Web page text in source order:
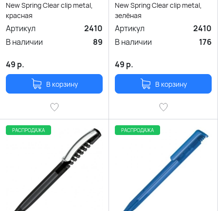
New Spring Clear clip metal,
красная
Артикул
2410
В наличии
89
49 р.
В корзину
New Spring Clear clip metal,
зелёная
Артикул
2410
В наличии
176
49 р.
В корзину
РАСПРОДАЖА РАСПРОДАЖА